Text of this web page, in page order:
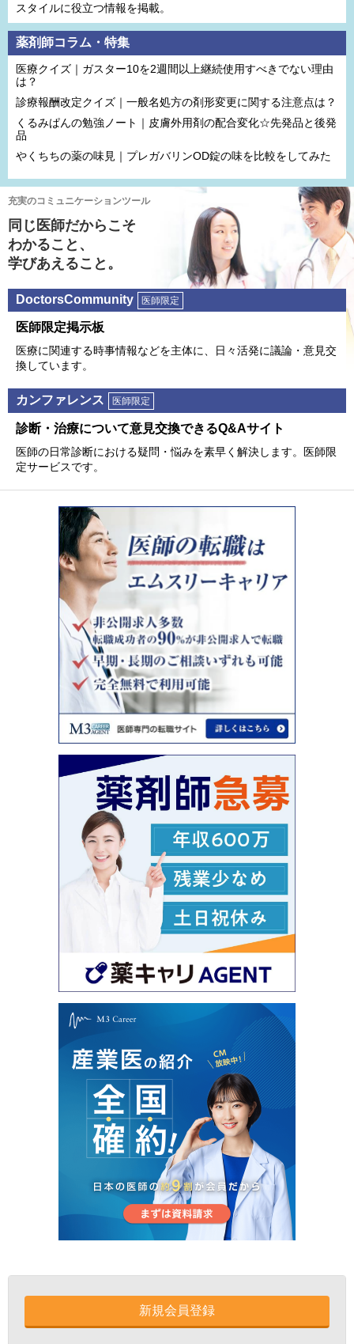
スタイルに役立つ情報を掲載。
薬剤師コラム・特集
医療クイズ｜ガスター10を2週間以上継続使用すべきでない理由
は？
診療報酬改定クイズ｜一般名処方の剤形変更に関する注意点は？
くるみぱんの勉強ノート｜皮膚外用剤の配合変化☆先発品と後発
品
やくちちの薬の味見｜プレガバリンOD錠の味を比較をしてみた
充実のコミュニケーションツール
同じ医師だからこそ
わかること、
学びあえること。
DoctorsCommunity 医師限定
医師限定掲⽰板
医療に関連する時事情報などを主体に、⽇々活発に議論・意⾒交
換しています。
カンファレンス 医師限定
診断・治療について意⾒交換できるQ&Aサイト
医師の⽇常診断における疑問・悩みを素早く解決します。医師限
定サービスです。
新規会員登録